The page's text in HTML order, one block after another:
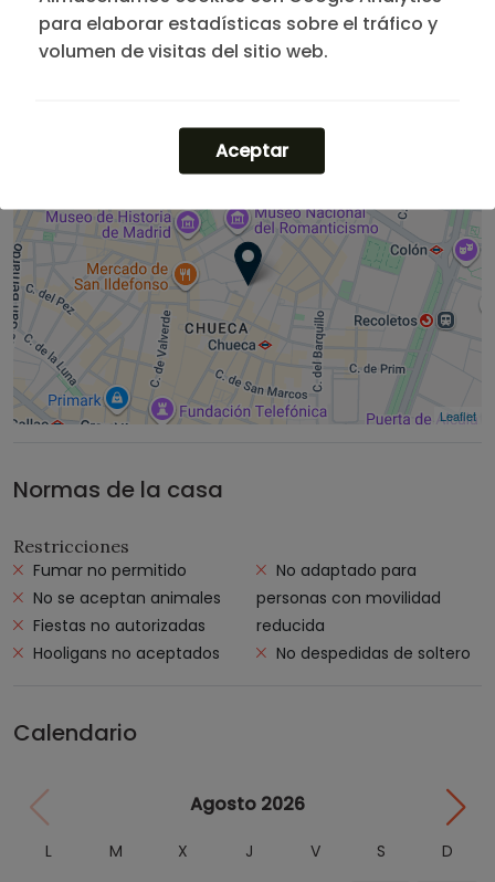
apartamentos en Madrid Centroo consulta
nuestrospisos de corta estancia.
Leaflet
Normas de la casa
Restricciones
Fumar no permitido
No se aceptan animales
Fiestas no autorizadas
Hooligans no aceptados
personas con movilidad
reducida
No despedidas de soltero
Calendario
Agosto 2026
L M X J V S D
para elaborar estadísticas sobre el tráfico y
volumen de visitas del sitio web.
Aceptar